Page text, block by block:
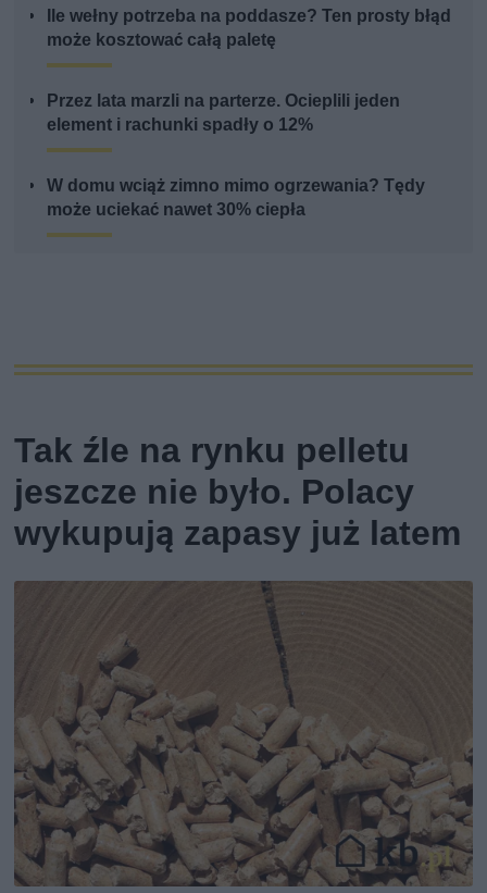
Ile wełny potrzeba na poddasze? Ten prosty błąd
może kosztować całą paletę
Przez lata marzli na parterze. Ocieplili jeden
element i rachunki spadły o 12%
W domu wciąż zimno mimo ogrzewania? Tędy
może uciekać nawet 30% ciepła
Tak źle na rynku pelletu
jeszcze nie było. Polacy
wykupują zapasy już latem